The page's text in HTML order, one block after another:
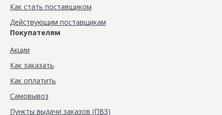
Как стать поставщиком
Действующим поставщикам
Покупателям
Акции
Как заказать
Как оплатить
Самовывоз
Пункты выдачи заказов (ПВЗ)